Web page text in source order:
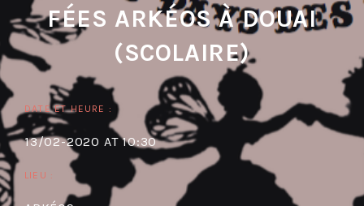
FÉES ARKÉOS À DOUAI
(SCOLAIRE)
DATE ET HEURE :
13/02-2020 AT 10:30
LIEU :